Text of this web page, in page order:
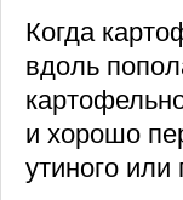
Когда
вдоль
и хорошо
утиного или